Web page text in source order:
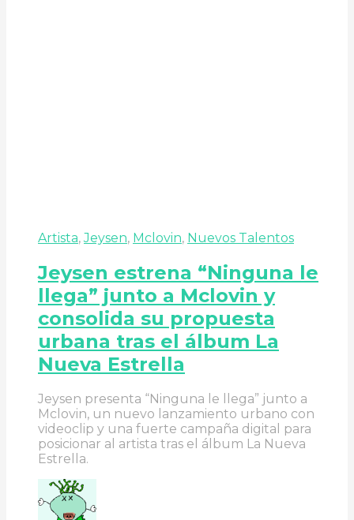
Artista,Jeysen, Mclovin, Nuevos Talentos
Jeysen estrena “Ninguna le
llega” junto a Mclovin y
consolida su propuesta
urbana tras el álbum La
Nueva Estrella
Jeysen presenta “Ninguna le llega” junto a
Mclovin, un nuevo lanzamiento urbano con
videoclip y una fuerte campaña digital para
posicionar al artista tras el álbum La Nueva
Estrella.